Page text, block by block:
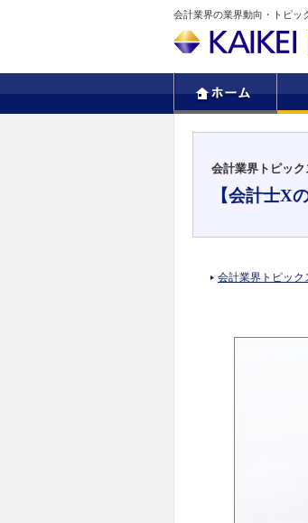
会計業界の業界動向・トピッ
会計業界トピック
【会計士X
会計業界トピック